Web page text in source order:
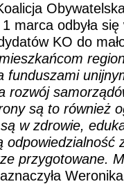
marca odbyła
KO do
funduszami
rozwój
są to również
w zdrowie,
przygotowane.